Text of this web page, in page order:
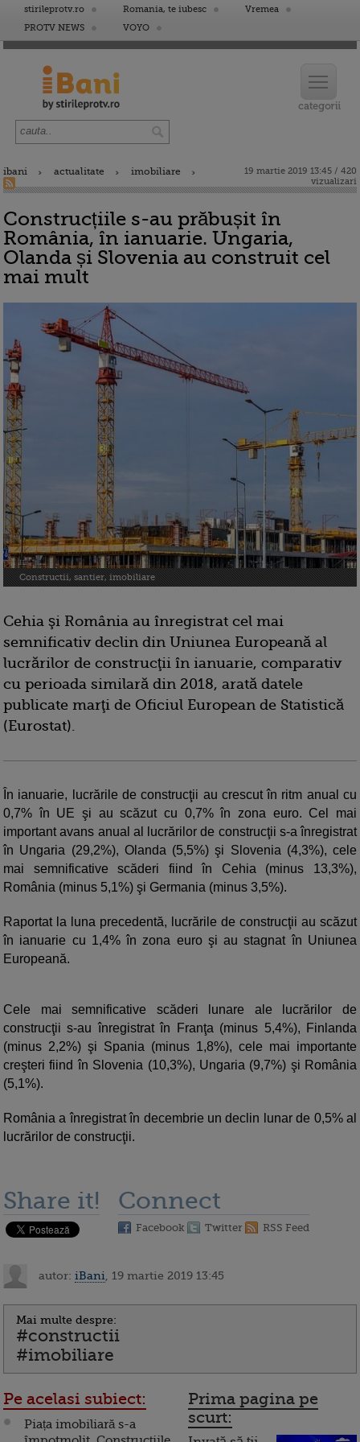
stirileprotv.ro Romania, te iubesc
Vremea
PROTV NEWS
VOYO
ibani actualitate imobiliare
19 martie 2019 13:45 / 420
vizualizari
Construcțiile s-au prăbușit în
România, în ianuarie. Ungaria,
Olanda și Slovenia au construit cel
mai mult
Constructii, santier, imobiliare
Cehia şi România au înregistrat cel mai
semnificativ declin din Uniunea Europeană al
lucrărilor de construcţii în ianuarie, comparativ
cu perioada similară din 2018, arată datele
publicate marţi de Oficiul European de Statistică
(Eurostat).
În ianuarie, lucrările de construcţii au crescut în ritm anual cu
0,7% în UE şi au scăzut cu 0,7% în zona euro. Cel mai
important avans anual al lucrărilor de construcţii s-a înregistrat
în Ungaria (29,2%), Olanda (5,5%) şi Slovenia (4,3%), cele
mai semnificative scăderi fiind în Cehia (minus 13,3%),
România (minus 5,1%) şi Germania (minus 3,5%).
Raportat la luna precedentă, lucrările de construcţii au scăzut
în ianuarie cu 1,4% în zona euro şi au stagnat în Uniunea
Europeană.
Cele mai semnificative scăderi lunare ale lucrărilor de
construcţii s-au înregistrat în Franţa (minus 5,4%), Finlanda
(minus 2,2%) şi Spania (minus 1,8%), cele mai importante
creşteri fiind în Slovenia (10,3%), Ungaria (9,7%) şi România
(5,1%).
România a înregistrat în decembrie un declin lunar de 0,5% al
lucrărilor de construcţii.
Share it! Connect
Facebook Twitter RSS Feed
autor: iBani , 19 martie 2019 13:45
Mai multe despre:
#constructii
#imobiliare
Pe acelasi subiect:
Piața imobiliară s-a
Prima pagina pe
scurt: